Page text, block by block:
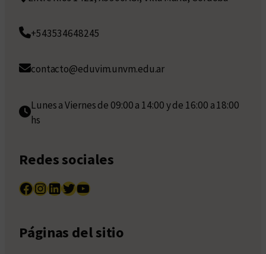
+543534648245
contacto@eduvim.unvm.edu.ar
Lunes a Viernes de 09:00 a 14:00 y de 16:00 a 18:00
hs
Redes sociales
Facebook InstagramLinkedIn Twitter YouTube
Páginas del sitio